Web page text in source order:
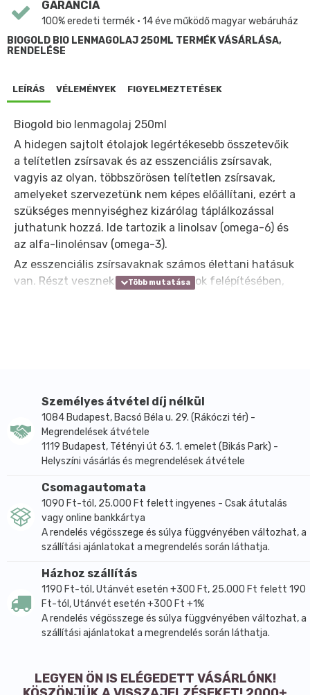
GARANCIA
100% eredeti termék • 14 éve működő magyar webáruház
BIOGOLD BIO LENMAGOLAJ 250ML TERMÉK VÁSÁRLÁSA,
RENDELÉSE
LEÍRÁS VÉLEMÉNYEK FIGYELMEZTETÉSEK
Biogold bio lenmagolaj 250ml
A hidegen sajtolt étolajok legértékesebb összetevőik
a telítetlen zsírsavak és az esszenciális zsírsavak,
vagyis az olyan, többszörösen telítetlen zsírsavak,
amelyeket szervezetünk nem képes előállítani, ezért a
szükséges mennyiséghez kizárólag táplálkozással
juthatunk hozzá. Ide tartozik a linolsav (omega-6) és
az alfa-linolénsav (omega-3).
Az esszenciális zsírsavaknak számos élettani hatásuk
van. Részt vesznek a sejtmembránok felépítésében,
az immunrendszer, és a zsíranyagcsere
szabályozásában, hozzájárulnak a megfelelő
koleszterin- és trigliceridszint kialakításához.
Kedvező arányuk esetén csökkentik a szív- és
érrendszeri betegségek kockázatát, szerepet
játszanak a szép haj, a köröm és a bőr felépítésében
A BIOGOLD hidegen sajtolt étolajok előnye, hogy
gyártás folyamán csak fizikai műveleteket
használunk, ellentétben a nagyüzemi
étolajgyártással ahol szerves oldószerrel nyerik ki az
olajat.
A lenmagolaj 50-52%-át teszi ki az alpha-linolénsav,
vagyis az omega-3 zsírsav. Ezt az esszenciális
zsírsavat az emberi és állati szervezet nem képes
felvennie.
Személyes átvétel díj nélkül
1084 Budapest, Bacsó Béla u. 29. (Rákóczi tér) -
Megrendelések átvétele
1119 Budapest, Tétényi út 63. 1. emelet (Bikás Park) -
Helyszíni vásárlás és megrendelések átvétele
Csomagautomata
1090 Ft-tól, 25.000 Ft felett ingyenes - Csak átutalás
vagy online bankkártya
A rendelés végösszege és súlya függvényében változhat, a
szállítási ajánlatokat a megrendelés során láthatja.
Házhoz szállítás
1190 Ft-tól, Utánvét esetén +300 Ft, 25.000 Ft felett 190
Ft-tól, Utánvét esetén +300 Ft +1%
A rendelés végösszege és súlya függvényében változhat, a
szállítási ajánlatokat a megrendelés során láthatja.
LEGYEN ÖN IS ELÉGEDETT VÁSÁRLÓNK!